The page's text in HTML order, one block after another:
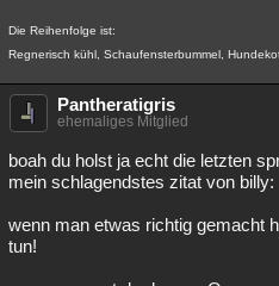
Die Reihenfolge ist:
Regnerisch kühl, Schaufensterbummel,
Pantheratigris
ehemaliges Mitglied
boah du holst ja echt die letzten
mein schlagendstes zitat von billy:
wenn man etwas richtig gemacht
tun!